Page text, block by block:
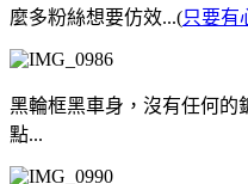
麼多粉絲想要仿效...(只要有
黑輪框黑車身，沒有任何的
點...